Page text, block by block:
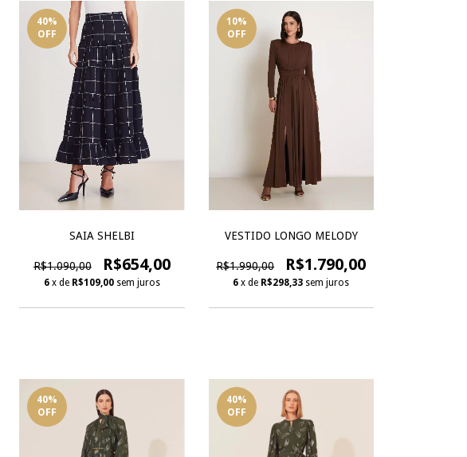
40%
OFF
SAIA SHELBI
R$1.090,00 R$654,00
6 x de R$109,00 sem juros
10%
OFF
VESTIDO LONGO MELODY
R$1.990,00 R$1.790,00
6 x de R$298,33 sem juros
40%
OFF
40%
OFF